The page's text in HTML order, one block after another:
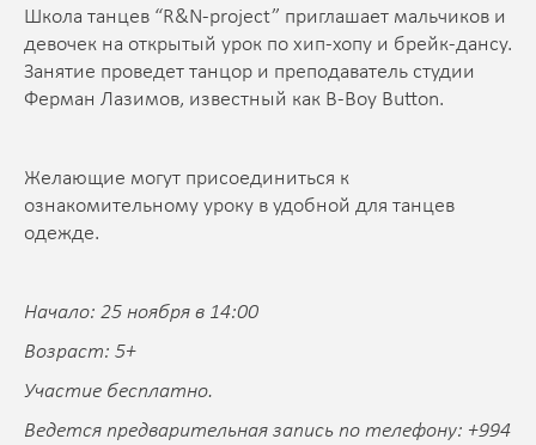
Школа танцев “R&N-project” приглашает мальчиков и
девочек на открытый урок по хип-хопу и брейк-дансу.
Занятие проведет танцор и преподаватель студии
Ферман Лазимов, известный как B-Boy Button.
Желающие могут присоединиться к
ознакомительному уроку в удобной для танцев
одежде.
Начало: 25 ноября в 14:00
Возраст: 5+
Участие бесплатно.
Ведется предварительная запись по телефону: +994